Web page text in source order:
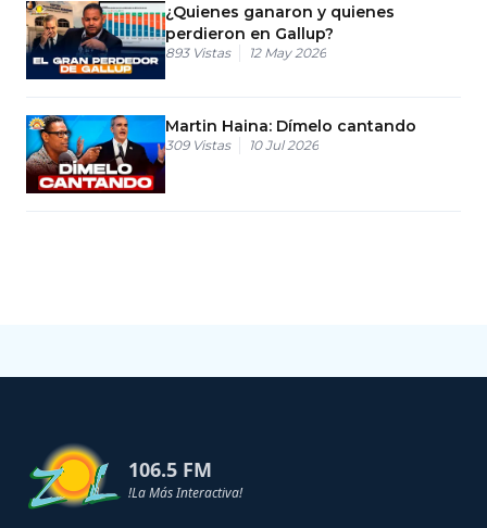
¿Quienes ganaron y quienes
perdieron en Gallup?
893 Vistas 12 May 2026
Martin Haina: Dímelo cantando
309 Vistas 10 Jul 2026
106.5 FM
!La Más Interactiva!